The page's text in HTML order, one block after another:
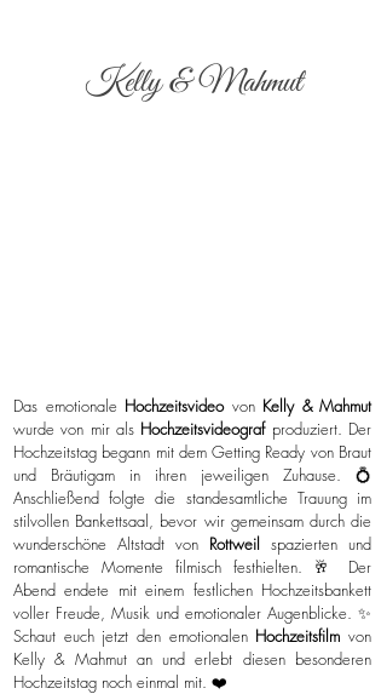
Kelly & Mahmut
Das emotionale Hochzeitsvideovon Kelly & Mahmut
wurde von mir als Hochzeitsvideograf produziert. Der
Hochzeitstag begann mit dem Getting Ready von Braut
und Bräutigam in ihren jeweiligen Zuhause. 💍
Anschließend folgte die standesamtliche Trauung im
stilvollen Bankettsaal, bevor wir gemeinsam durch die
wunderschöne Altstadt von Rottweil spazierten und
romantische Momente filmisch festhielten. 🥂 Der
Abend endete mit einem festlichen Hochzeitsbankett
voller Freude, Musik und emotionaler Augenblicke. ✨
Schaut euch jetzt den emotionalen Hochzeitsfilmvon
Kelly & Mahmut an und erlebt diesen besonderen
Hochzeitstag noch einmal mit. ❤️